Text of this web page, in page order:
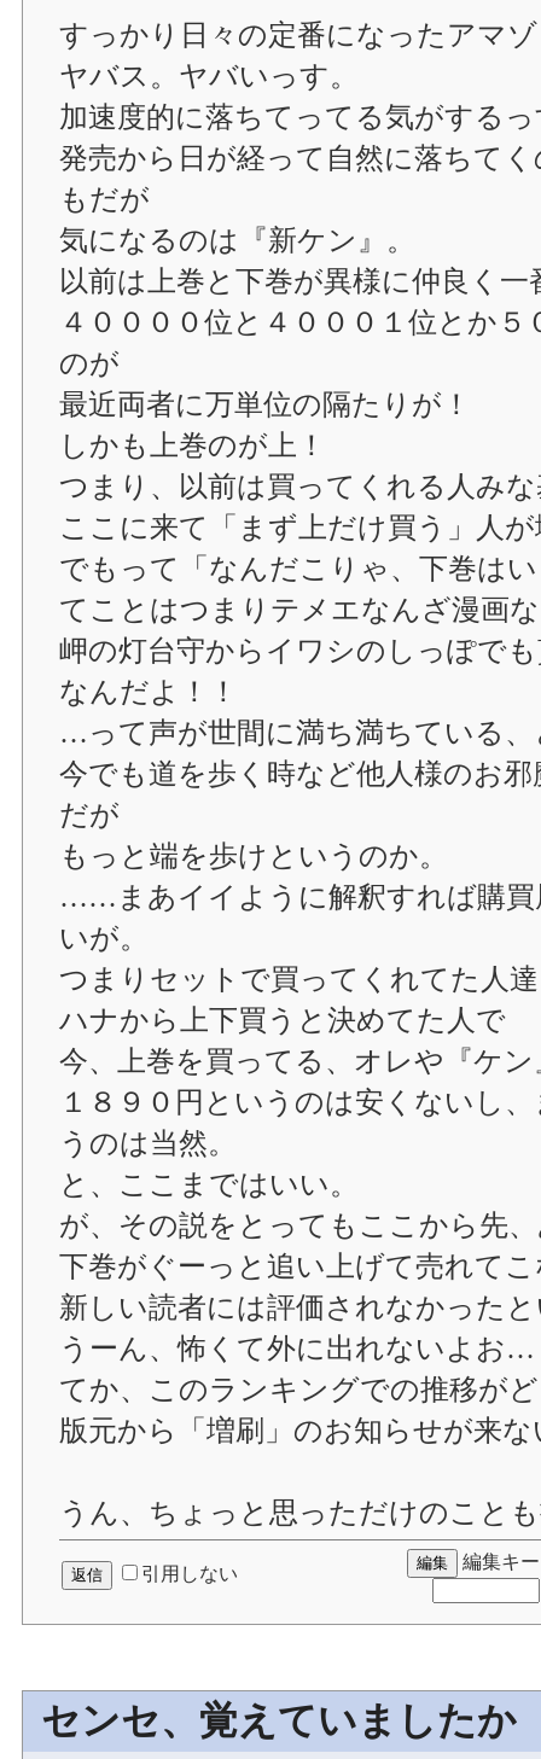
すっかり日々の定番になったアマ
ヤバス。ヤバいっす。
加速度的に落ちてってる気がする
発売から日が経って自然に落ちて
もだが
気になるのは『新ケン』。
以前は上巻と下巻が異様に仲良く一
４００００位と４０００１位とか
のが
最近両者に万単位の隔たりが！
しかも上巻のが上！
つまり、以前は買ってくれる人み
ここに来て「まず上だけ買う」人
でもって「なんだこりゃ、下巻は
てことはつまりテメエなんざ漫画
岬の灯台守からイワシのしっぽで
なんだよ！！
…って声が世間に満ち満ちている
今でも道を歩く時など他人様のお
だが
もっと端を歩けというのか。
……まあイイように解釈すれば購買
いが。
つまりセットで買ってくれてた人
ハナから上下買うと決めてた人で
今、上巻を買ってる、オレや『ケ
１８９０円というのは安くないし
うのは当然。
と、ここまではいい。
が、その説をとってもここから先
下巻がぐーっと追い上げて売れて
新しい読者には評価されなかった
うーん、怖くて外に出れないよお…
てか、このランキングでの推移が
版元から「増刷」のお知らせが来
うん、ちょっと思っただけのこと
引用しない
編集キー
センセ、覚えていましたか